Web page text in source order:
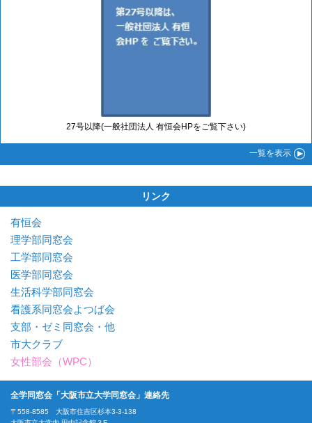
27号以降(一般社団法人 有恒会HPをご覧下さい)
一覧を表示
リンク
有恒会
理学部同窓会
工学部同窓会
医学部同窓会
生活科学部同窓会
看護系同窓会よつば会
支部・ゼミ同窓会・他
市大クラブ
女性部会（WPC）
全学同窓会「大阪市立大学同窓会」連絡先
〒558-8585 大阪市住吉区杉本3-3-138